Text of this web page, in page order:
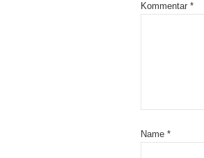
Kommentar *
Name *